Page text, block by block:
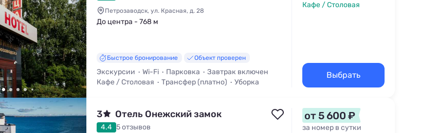
Петрозаводск, ул. Красная, д. 28
До центра - 768 м
Быстрое бронирование Объект проверен
Экскурсии Wi-Fi Парковка
Завтрак включен
Кафе / Столовая
Трансфер (платно) Уборка
Кафе / Столовая
Выбрать
3 Отель Онежский замок
4.4 5 отзывов
от 5 600 ₽
за номер в сутки